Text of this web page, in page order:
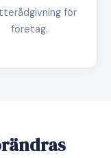
för
företag.